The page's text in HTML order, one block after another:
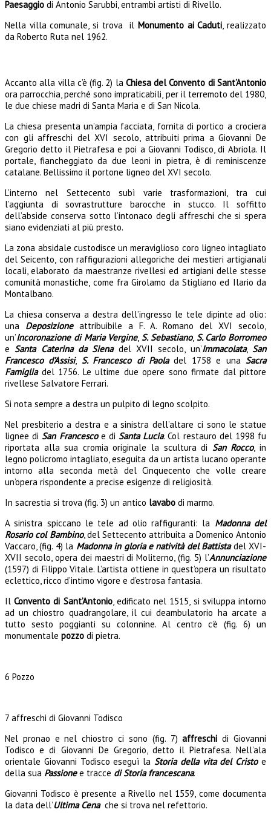
Paesaggio di Antonio Sarubbi, entrambi artisti di Rivello.
Nella villa comunale, si trova il Monumento ai Caduti , realizzato
da Roberto Ruta nel 1962.
Accanto alla villa c’è (fig. 2) la Chiesa del Convento di Sant’Antonio
ora parrocchia, perché sono impraticabili, per il terremoto del 1980,
le due chiese madri di Santa Maria e di San Nicola.
La chiesa presenta un’ampia facciata, fornita di portico a crociera
con gli affreschi del XVI secolo, attribuiti prima a Giovanni De
Gregorio detto il Pietrafesa e poi a Giovanni Todisco, di Abriola. Il
portale, fiancheggiato da due leoni in pietra, è di reminiscenze
catalane. Bellissimo il portone ligneo del XVI secolo.
L’interno nel Settecento subì varie trasformazioni, tra cui
l’aggiunta di sovrastrutture barocche in stucco. Il soffitto
dell’abside conserva sotto l’intonaco degli affreschi che si spera
siano evidenziati al più presto.
La zona absidale custodisce un meraviglioso coro ligneo intagliato
del Seicento, con raffigurazioni allegoriche dei mestieri artigianali
locali, elaborato da maestranze rivellesi ed artigiani delle stesse
comunità monastiche, come fra Girolamo da Stigliano ed Ilario da
Montalbano.
La chiesa conserva a destra dell’ingresso le tele dipinte ad olio:
una Deposizioneattribuibile a F. A. Romano del XVI secolo,
un’Incoronazione di Maria Vergine, S. Sebastiano, S. Carlo Borromeo
eSanta Caterina da Sienadel XVII secolo, un’Immacolata,San
Francesco d’Assisi, S. Francesco di Paoladel 1758 e unaSacra
Famigliadel 1756. Le ultime due opere sono firmate dal pittore
rivellese Salvatore Ferrari.
Si nota sempre a destra un pulpito di legno scolpito.
Nel presbiterio a destra e a sinistra dell’altare ci sono le statue
lignee diSan Francescoe diSanta Lucia. Col restauro del 1998 fu
riportata alla sua cromia originale la scultura di San Rocco, in
legno policromo intagliato, eseguita da un artista lucano operante
intorno alla seconda metà del Cinquecento che volle creare
un’opera rispondente a precise esigenze di religiosità.
In sacrestia si trova (fig. 3) un antico lavabo di marmo.
A sinistra spiccano le tele ad olio raffiguranti: la Madonna del
Rosario col Bambino, del Settecento attribuita a Domenico Antonio
Vaccaro, (fig. 4) la Madonna in gloria e natività del Battistadel XVI-
XVII secolo, opera dei maestri di Moliterno, (fig. 5) l’Annunciazione
(1597) di Filippo Vitale. L’artista ottiene in quest’opera un risultato
eclettico, ricco d’intimo vigore e d’estrosa fantasia.
IlConvento di Sant’Antonio, edificato nel 1515, si sviluppa intorno
ad un chiostro quadrangolare, il cui deambulatorio ha arcate a
tutto sesto poggianti su colonnine. Al centro c’è (fig. 6) un
monumentale pozzo di pietra.
6 Pozzo
7 affreschi di Giovanni Todisco
Nel pronao e nel chiostro ci sono (fig. 7)affreschi di Giovanni
Todisco e di Giovanni De Gregorio, detto il Pietrafesa. Nell’ala
orientale Giovanni Todisco eseguì la Storia della vita del Cristoe
della sua Passionee tracce di Storia francescana.
Giovanni Todisco è presente a Rivello nel 1559, come documenta
la data dell’Ultima Cenache si trova nel refettorio.